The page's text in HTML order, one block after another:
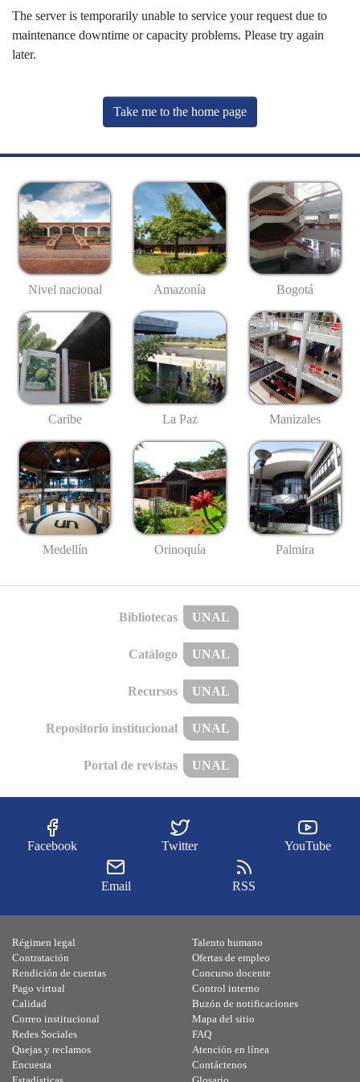
The server is temporarily unable to service your request due to
maintenance downtime or capacity problems. Please try again
later.
Take me to the home page
Nivel nacional Amazonía Bogotá
Caribe La Paz Manizales
Medellín Orinoquía Palmira
Bibliotecas UNAL
Catálogo UNAL
Recursos UNAL
Repositorio institucional UNAL
Portal de revistas UNAL
Facebook Twitter YouTube
Email RSS
Régimen legal
Contratación
Rendición de cuentas
Pago virtual
Calidad
Talento humano
Ofertas de empleo
Concurso docente
Control interno
Buzón de notificaciones
Correo institucional
Redes Sociales
Quejas y reclamos
Encuesta
Mapa del sitio
FAQ
Atención en línea
Contáctenos